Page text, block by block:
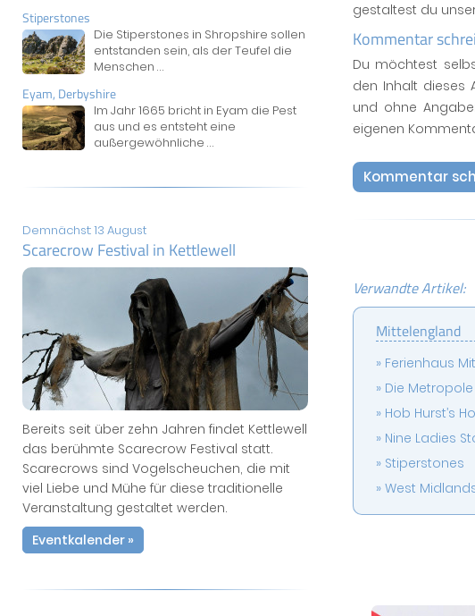
Stiperstones
Die Stiperstones in Shropshire sollen
entstanden sein, als der Teufel die
Menschen ...
Eyam, Derbyshire
Im Jahr 1665 bricht in Eyam die Pest
aus und es entsteht eine
außergewöhnliche ...
Demnächst: 13 August
Scarecrow Festival in Kettlewell
Bereits seit über zehn Jahren findet Kettlewell
das berühmte Scarecrow Festival statt.
Scarecrows sind Vogelscheuchen, die mit
viel Liebe und Mühe für diese traditionelle
Veranstaltung gestaltet werden.
Eventkalender »
gestaltest du
Kommentar
Du möchtest
den Inhalt dieses
und ohne
eigenen
Kommentar
Verwandte Artikel:
Mittelengland
Ferienhaus
Die
Hob Hurst’s
Nine Ladies
Stiperstones
West